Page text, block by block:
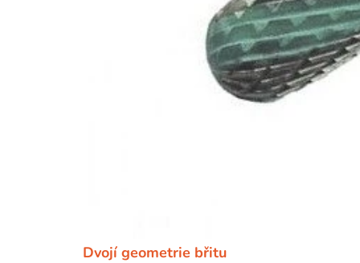
Dvojí geometrie břitu